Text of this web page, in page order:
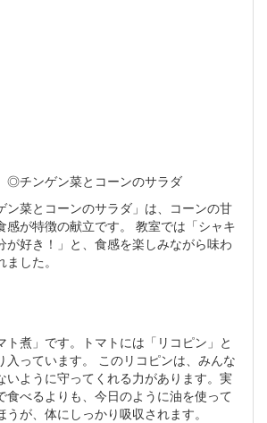
チンゲン菜とコーンのサラダ
ン菜とコーンのサラダ」は、コーンの甘
感が特徴の献立です。 教室では「シャキ
が好き！」と、食感を楽しみながら味わ
した。
ト煮」です。トマトには「リコピン」と
入っています。 このリコピンは、みんな
いように守ってくれる力があります。実
食べるよりも、今日のように油を使って
が、体にしっかり吸収されます。